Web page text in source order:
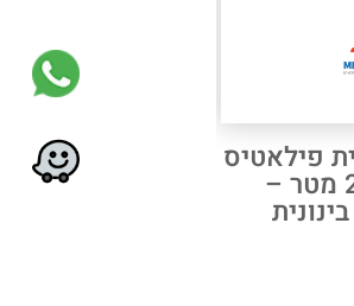
פילאטיס
אדומה 25 מטר –